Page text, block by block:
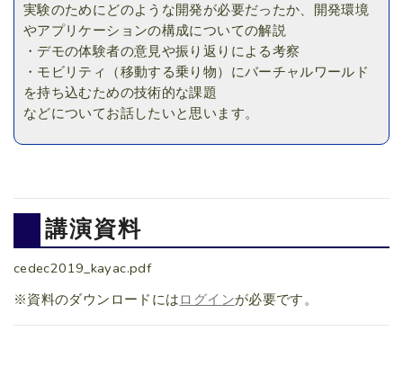
実験のためにどのような開発が必要だったか、開発環境
やアプリケーションの構成についての解説
・デモの体験者の意見や振り返りによる考察
・モビリティ（移動する乗り物）にバーチャルワールド
を持ち込むための技術的な課題
などについてお話したいと思います。
講演資料
cedec2019_kayac.pdf
※資料のダウンロードには ログインが必要です。